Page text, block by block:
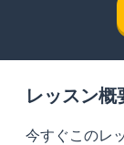
レッスン概
今すぐこのレ